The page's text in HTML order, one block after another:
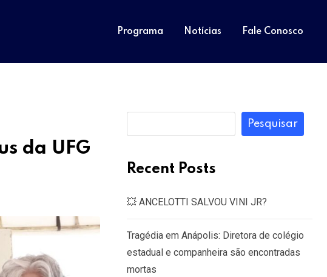
Programa Notícias Fale Conosco
da UFG
Pesquisar
Recent Posts
💥 ANCELOTTI SALVOU VINI JR?
Tragédia em Anápolis: Diretora de colégio
estadual e companheira são encontradas
mortas